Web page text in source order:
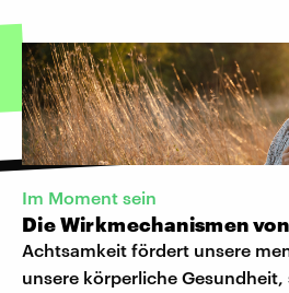
Im Moment sein
Die Wirkmechanismen
Achtsamkeit fördert unsere
unsere körperliche Gesundheit,